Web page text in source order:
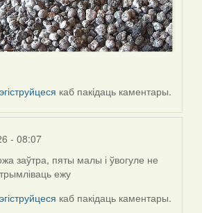
каб пакідаць каментары.
- 08:07
заўтра, пяты малы і ўвогуле не
ежу
каб пакідаць каментары.